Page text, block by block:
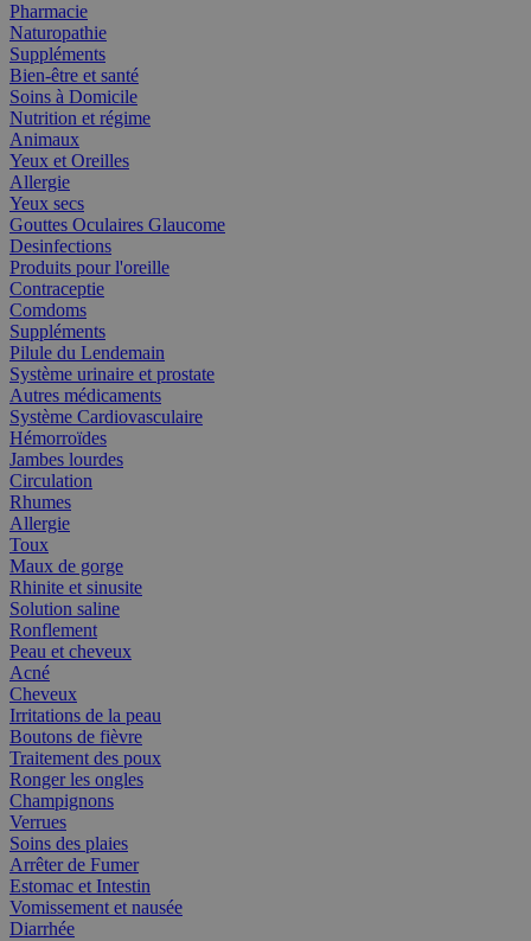
Pharmacie
Naturopathie
Suppléments
Bien-être et santé
Soins à Domicile
Nutrition et régime
Animaux
Yeux et Oreilles
Allergie
Yeux secs
Gouttes Oculaires Glaucome
Desinfections
Produits pour l'oreille
Contraceptie
Comdoms
Suppléments
Pilule du Lendemain
Système urinaire et prostate
Autres médicaments
Système Cardiovasculaire
Hémorroïdes
Jambes lourdes
Circulation
Rhumes
Allergie
Toux
Maux de gorge
Rhinite et sinusite
Solution saline
Ronflement
Peau et cheveux
Acné
Cheveux
Irritations de la peau
Boutons de fièvre
Traitement des poux
Ronger les ongles
Champignons
Verrues
Soins des plaies
Arrêter de Fumer
Estomac et Intestin
Vomissement et nausée
Diarrhée